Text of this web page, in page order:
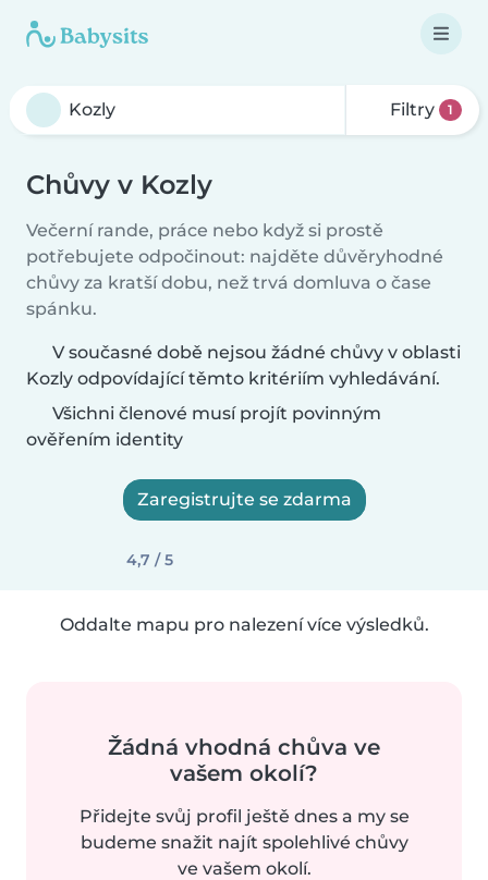
Filtry 1
Chůvy v Kozly
Večerní rande, práce nebo když si prostě
potřebujete odpočinout: najděte důvěryhodné
chůvy za kratší dobu, než trvá domluva o čase
spánku.
V současné době nejsou žádné chůvy v oblasti
Kozly odpovídající těmto kritériím vyhledávání.
Všichni členové musí projít povinným
ověřením identity
Zaregistrujte se zdarma
4,7 / 5
Oddalte mapu pro nalezení více výsledků.
Žádná vhodná chůva ve
vašem okolí?
Přidejte svůj profil ještě dnes a my se
budeme snažit najít spolehlivé chůvy
ve vašem okolí.